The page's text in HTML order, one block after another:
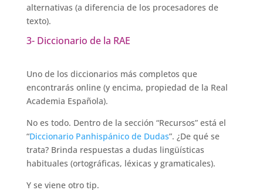
alternativas (a diferencia de los procesadores de
texto).
3- Diccionario de la RAE
Uno de los diccionarios más completos que
encontrarás online (y encima, propiedad de la Real
Academia Española).
No es todo. Dentro de la sección “Recursos” está el
“Diccionario Panhispánico de Dudas”. ¿De qué se
trata? Brinda respuestas a dudas lingüísticas
habituales (ortográficas, léxicas y gramaticales).
Y se viene otro tip.